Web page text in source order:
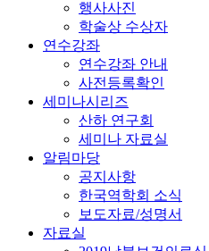
행사사진
학술상 수상자
연수강좌
연수강좌 안내
사전등록확인
세미나시리즈
산하 연구회
세미나 자료실
알림마당
공지사항
한국역학회 소식
보도자료/성명서
자료실